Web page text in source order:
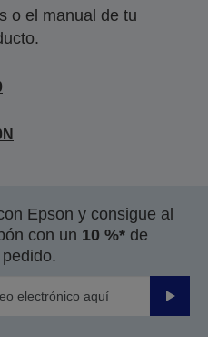
o el manual de tu
Epson y consigue al
con un 10 %* de
Enviar